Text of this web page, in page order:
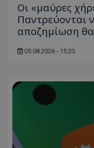
Οι «μαύρες
Παντρεύονται
αποζημίωση
05.08.2026 - 15:23